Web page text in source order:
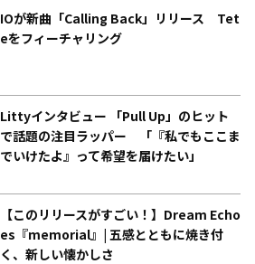
IOが新曲「Calling Back」リリース Tet
eをフィーチャリング
Littyインタビュー 「Pull Up」のヒット
で話題の注目ラッパー 「『私でもここま
でいけたよ』って希望を届けたい」
【このリリースがすごい！】Dream Echo
es『memorial』| 五感とともに焼き付
く、新しい懐かしさ